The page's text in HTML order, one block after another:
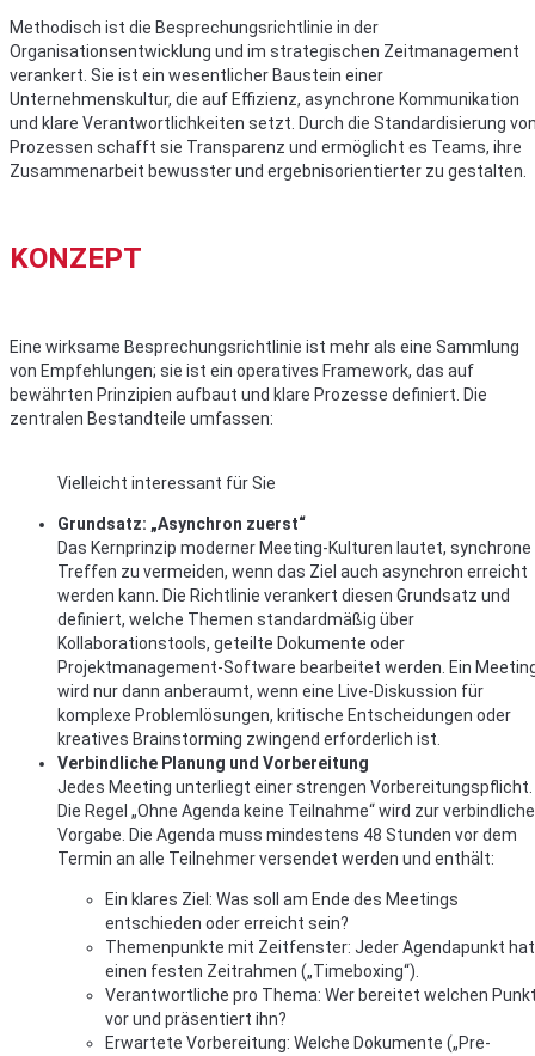
Methodisch ist die Besprechungsrichtlinie in der
Organisationsentwicklung und im strategischen Zeitmanagement
verankert. Sie ist ein wesentlicher Baustein einer
Unternehmenskultur, die auf Effizienz, asynchrone Kommunikation
und klare Verantwortlichkeiten setzt. Durch die Standardisierung
Prozessen schafft sie Transparenz und ermöglicht es Teams, ihre
Zusammenarbeit bewusster und ergebnisorientierter zu gestalten.
KONZEPT
Eine wirksame Besprechungsrichtlinie ist mehr als eine Sammlung
von Empfehlungen; sie ist ein operatives Framework, das auf
bewährten Prinzipien aufbaut und klare Prozesse definiert. Die
zentralen Bestandteile umfassen:
Vielleicht interessant für Sie
Grundsatz: „Asynchron zuerst“
Das Kernprinzip moderner Meeting-Kulturen lautet, synchrone
Treffen zu vermeiden, wenn das Ziel auch asynchron erreicht
werden kann. Die Richtlinie verankert diesen Grundsatz und
definiert, welche Themen standardmäßig über
Kollaborationstools, geteilte Dokumente oder
Projektmanagement-Software bearbeitet werden. Ein
wird nur dann anberaumt, wenn eine Live-Diskussion für
komplexe Problemlösungen, kritische Entscheidungen oder
kreatives Brainstorming zwingend erforderlich ist.
Verbindliche Planung und Vorbereitung
Jedes Meeting unterliegt einer strengen Vorbereitungspflicht.
Die Regel „Ohne Agenda keine Teilnahme“ wird zur
Vorgabe. Die Agenda muss mindestens 48 Stunden vor dem
Termin an alle Teilnehmer versendet werden und enthält:
Ein klares Ziel: Was soll am Ende des Meetings
entschieden oder erreicht sein?
Themenpunkte mit Zeitfenster: Jeder Agendapunkt hat
einen festen Zeitrahmen („Timeboxing“).
Verantwortliche pro Thema: Wer bereitet welchen
vor und präsentiert ihn?
Erwartete Vorbereitung: Welche Dokumente („Pre-